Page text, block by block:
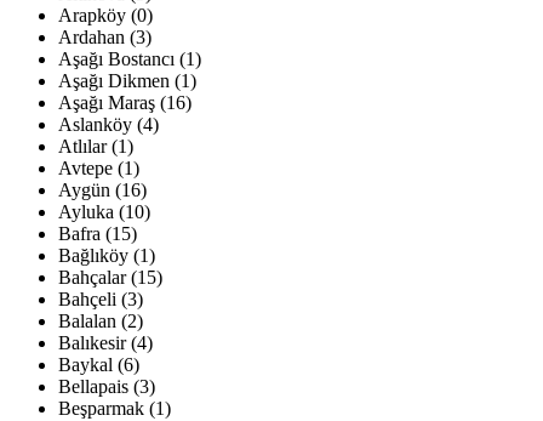
Arapköy (0)
Ardahan (3)
Aşağı Bostancı (1)
Aşağı Dikmen (1)
Aşağı Maraş (16)
Aslanköy (4)
Atlılar (1)
Avtepe (1)
Aygün (16)
Ayluka (10)
Bafra (15)
Bağlıköy (1)
Bahçalar (15)
Bahçeli (3)
Balalan (2)
Balıkesir (4)
Baykal (6)
Bellapais (3)
Beşparmak (1)